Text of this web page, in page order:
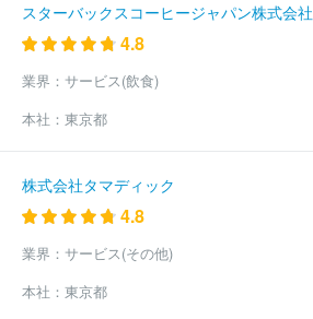
ィングス株式会社
ほか(18736件)
スターバックスコーヒージャパン株式会社
4.8
業界： サービス(飲食)
本社： 東京都
株式会社タマディック
4.8
業界： サービス(その他)
本社： 東京都